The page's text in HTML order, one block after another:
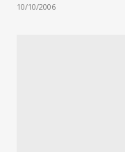
10/10/2006